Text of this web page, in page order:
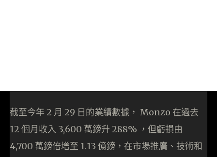
截至今年 2 月 29 日的業績數據， Monzo 在過去
12 個月收入 3,600 萬鎊升 288% ，但虧損由
4,700 萬鎊倍增至 1.13 億鎊，在市場推廣、技術和